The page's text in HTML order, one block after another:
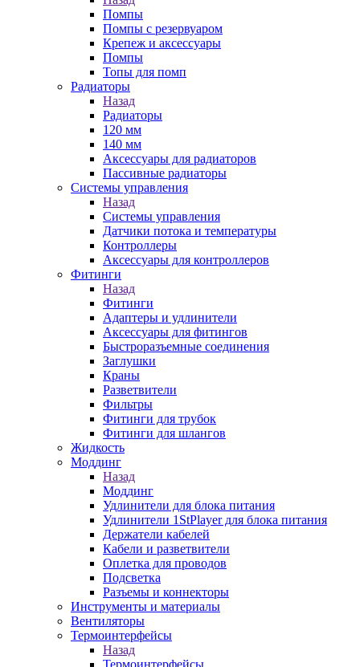
Помпы
Помпы с резервуаром
Крепеж и аксессуары
Помпы
Топы для помп
Радиаторы
Назад
Радиаторы
120 мм
140 мм
Аксессуары для радиаторов
Пассивные радиаторы
Системы управления
Назад
Системы управления
Датчики потока и температуры
Контроллеры
Аксессуары для контроллеров
Фитинги
Назад
Фитинги
Адаптеры и удлинители
Аксессуары для фитингов
Быстроразъемные соединения
Заглушки
Краны
Разветвители
Фильтры
Фитинги для трубок
Фитинги для шлангов
Жидкость
Моддинг
Назад
Моддинг
Удлинители для блока питания
Удлинители 1StPlayer для блока питания
Держатели кабелей
Кабели и разветвители
Оплетка для проводов
Подсветка
Разъемы и коннекторы
Инструменты и материалы
Вентиляторы
Термоинтерфейсы
Назад
Термоинтерфейсы